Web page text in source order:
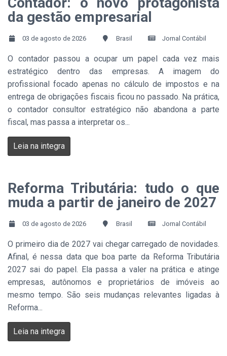
da gestão empresarial
03 de agosto de 2026 Brasil Jornal Contábil
O contador passou a ocupar um papel cada vez mais
estratégico dentro das empresas. A imagem do
profissional focado apenas no cálculo de impostos e na
entrega de obrigações fiscais ficou no passado. Na prática,
o contador consultor estratégico não abandona a parte
fiscal, mas passa a interpretar os...
Leia na integra
Reforma Tributária: tudo o que
muda a partir de janeiro de 2027
03 de agosto de 2026 Brasil Jornal Contábil
O primeiro dia de 2027 vai chegar carregado de novidades.
Afinal, é nessa data que boa parte da Reforma Tributária
2027 sai do papel. Ela passa a valer na prática e atinge
empresas, autônomos e proprietários de imóveis ao
mesmo tempo. São seis mudanças relevantes ligadas à
Reforma...
Leia na integra